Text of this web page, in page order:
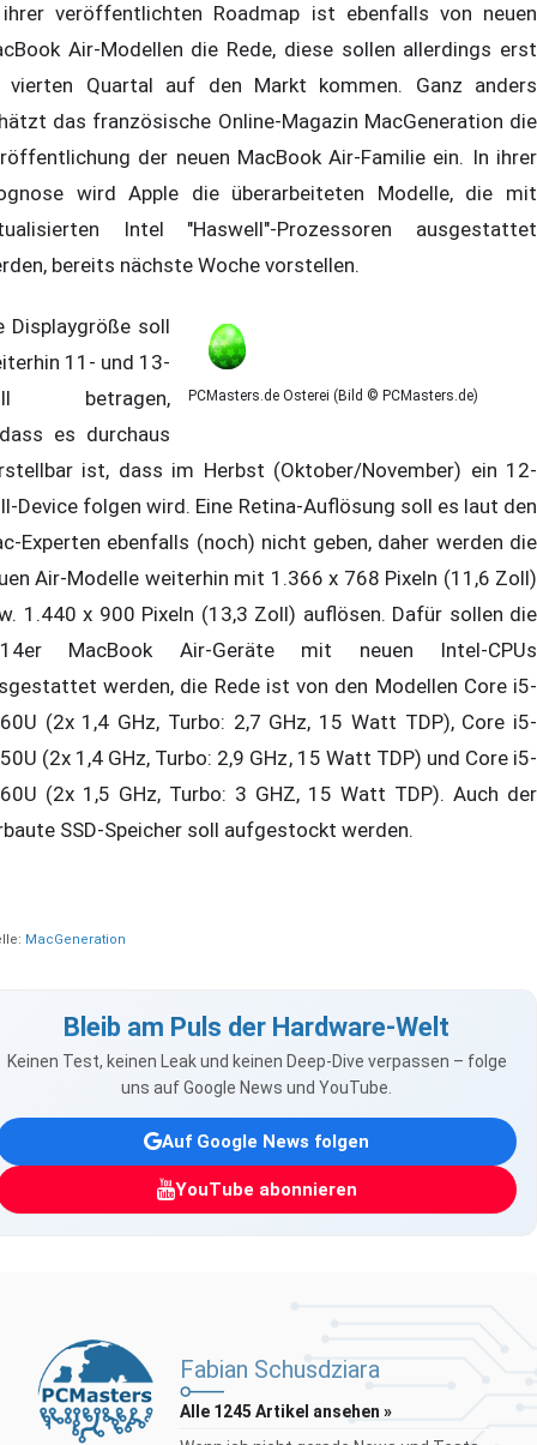
veröffentlichten Roadmap ist ebenfalls von neuen
Air-Modellen die Rede, diese sollen allerdings erst
vierten Quartal auf den Markt kommen. Ganz anders
das französische Online-Magazin MacGeneration die
der neuen MacBook Air-Familie ein. In ihrer
wird Apple die überarbeiteten Modelle, die mit
Intel "Haswell"-Prozessoren ausgestattet
bereits nächste Woche vorstellen.
PCMasters.de Osterei (Bild © PCMasters.de)
Displaygröße soll
11- und 13-
betragen,
es durchaus
ist, dass im Herbst (Oktober/November) ein 12-
Device folgen wird. Eine Retina-Auflösung soll es laut den
Experten ebenfalls (noch) nicht geben, daher werden die
Air-Modelle weiterhin mit 1.366 x 768 Pixeln (11,6 Zoll)
1.440 x 900 Pixeln (13,3 Zoll) auflösen. Dafür sollen die
MacBook Air-Geräte mit neuen Intel-CPUs
werden, die Rede ist von den Modellen Core i5-
(2x 1,4 GHz, Turbo: 2,7 GHz, 15 Watt TDP), Core i5-
(2x 1,4 GHz, Turbo: 2,9 GHz, 15 Watt TDP) und Core i5-
(2x 1,5 GHz, Turbo: 3 GHZ, 15 Watt TDP). Auch der
SSD-Speicher soll aufgestockt werden.
MacGeneration
Bleib am Puls der Hardware-Welt
Keinen Test, keinen Leak und keinen Deep-Dive verpassen – folge
uns auf Google News und YouTube.
Auf Google News folgen
YouTube abonnieren
Fabian Schusdziara
Alle 1245 Artikel ansehen »